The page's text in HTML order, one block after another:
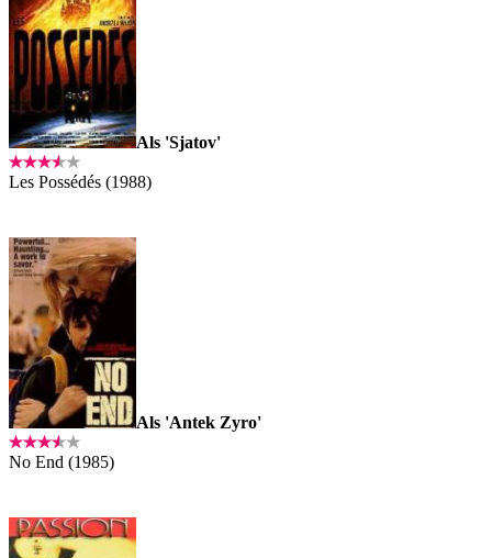
Als 'Sjatov'
Les Possédés (1988)
Als 'Antek Zyro'
No End (1985)